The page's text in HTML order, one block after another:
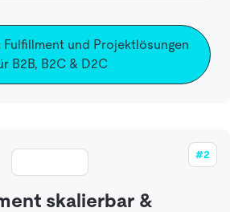
Fulfillment und Projektlösungen
B2B, B2C & D2C
#2
skalierbar &